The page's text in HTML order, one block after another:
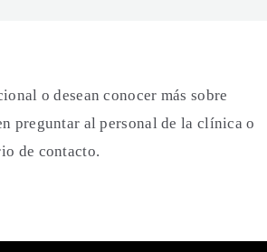
o desean conocer más sobre
preguntar al personal de la clínica o
de contacto.